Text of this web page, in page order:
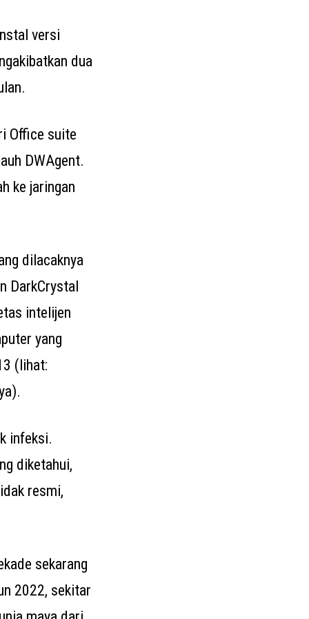
versi
dua
Office suite
DWAgent.
ke jaringan
dilacaknya
DarkCrystal
intelijen
yang
(lihat:
infeksi.
diketahui,
resmi,
sekarang
2022, sekitar